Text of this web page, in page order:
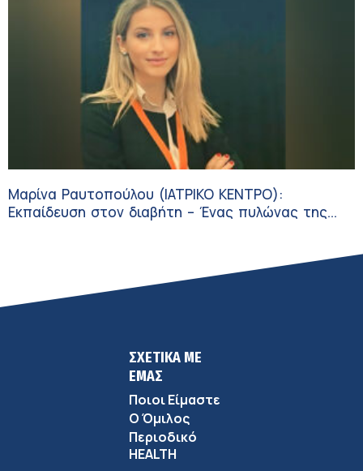
Μαρίνα Ραυτοπούλου (ΙΑΤΡΙΚΟ ΚΕΝΤΡΟ):
Εκπαίδευση στον διαβήτη – Ένας πυλώνας της
ΣΧΕΤΙΚΑ ΜΕ
ΕΜΑΣ
Ποιοι Είμαστε
Ο Όμιλος
Περιοδικό
HEALTH